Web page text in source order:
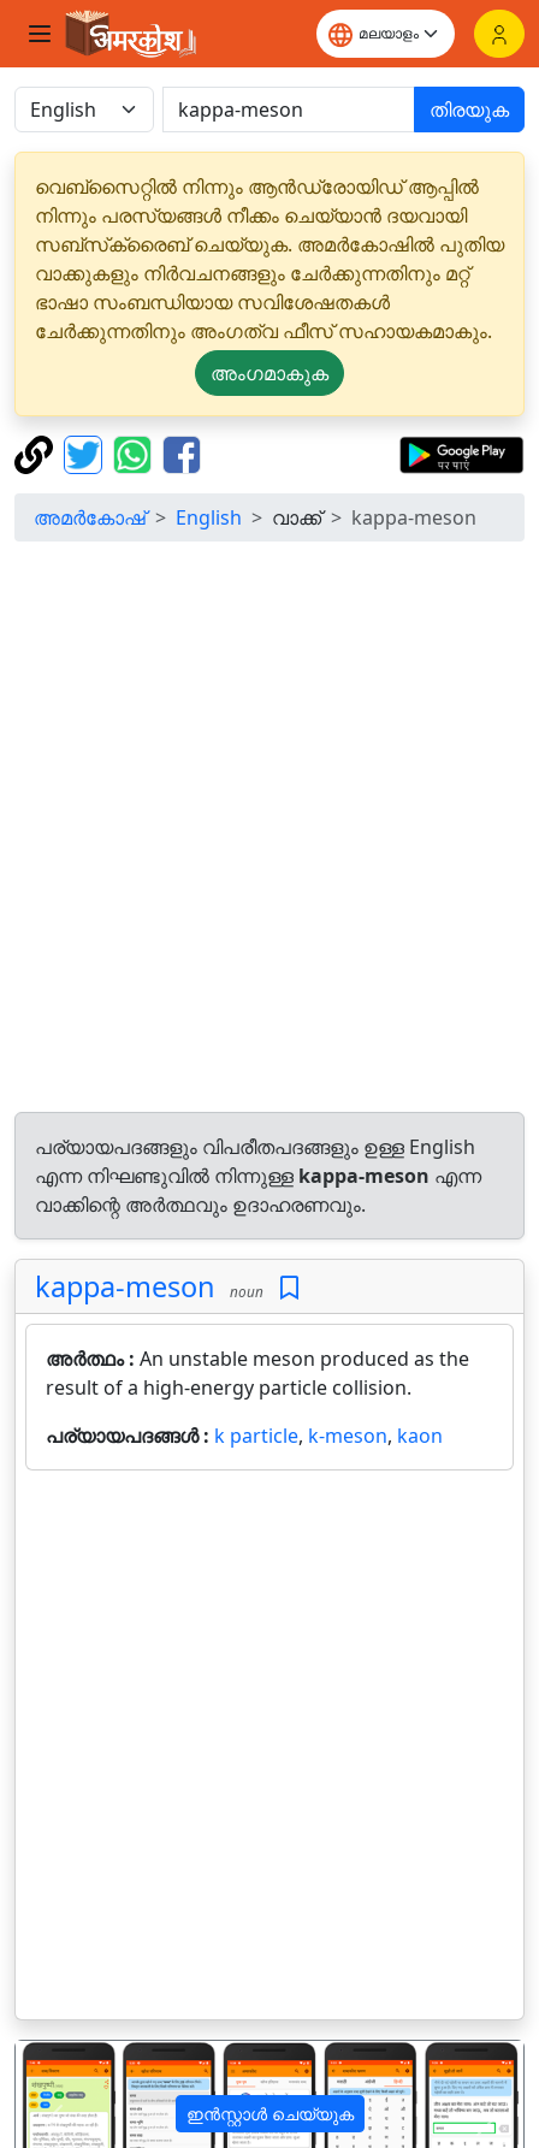
തിരയുക
വെബ്‌സൈറ്റിൽ നിന്നും ആൻഡ്രോയിഡ് ആപ്പിൽ
നിന്നും പരസ്യങ്ങൾ നീക്കം ചെയ്യാൻ ദയവായി
സബ്‌സ്‌ക്രൈബ് ചെയ്യുക. അമർകോഷിൽ പുതിയ
വാക്കുകളും നിർവചനങ്ങളും ചേർക്കുന്നതിനും മറ്റ്
ഭാഷാ സംബന്ധിയായ സവിശേഷതകൾ
ചേർക്കുന്നതിനും അംഗത്വ ഫീസ് സഹായകമാകും.
അംഗമാകുക
അമർകോഷ് English വാക്ക് kappa-meson
പര്യായപദങ്ങളും വിപരീതപദങ്ങളും ഉള്ള English
എന്ന നിഘണ്ടുവിൽ നിന്നുള്ള kappa-meson എന്ന
വാക്കിന്റെ അർത്ഥവും ഉദാഹരണവും.
kappa-meson noun
അർത്ഥം : An unstable meson produced as the
result of a high-energy particle collision.
പര്യായപദങ്ങൾ : k particle, k-meson, kaon
ഇൻസ്റ്റാൾ ചെയ്യുക
पिछला अगला